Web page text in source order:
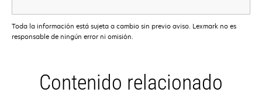
Toda la información está sujeta a cambio sin previo aviso. Lexmark no es
responsable de ningún error ni omisión.
Contenido relacionado